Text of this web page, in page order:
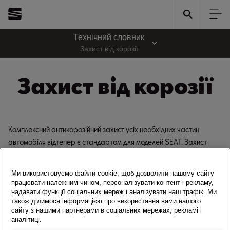
Технічний словник
Захист від корозії
Захист від корозії
Комплексний антикорозійний захист усіх необхідних частин
автомобіля відтепер є стандартом для моделей SEAT. Захист
свою вартість під час перепродажу, а довготривалий термін
служби дозволяє власникам економити кошти на обслуговуванні
протягом тривалого часу.
Комплексний захист передбачає: Окрім цинкування, покриття
Ми використовуємо файли cookie, щоб дозволити нашому сайту
працювати належним чином, персоналізувати контент і рекламу,
надавати функції соціальних мереж і аналізувати наш трафік. Ми
також ділимося інформацією про використання вами нашого
сайту з нашими партнерами в соціальних мережах, рекламі і
аналітиці.